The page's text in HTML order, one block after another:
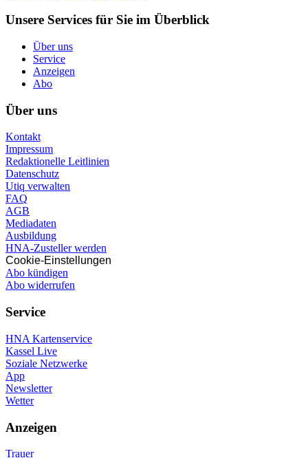
Unsere Services für Sie im Überblick
Über uns
Service
Anzeigen
Abo
Über uns
Kontakt
Impressum
Redaktionelle Leitlinien
Datenschutz
Utiq verwalten
FAQ
AGB
Mediadaten
Ausbildung
HNA-Zusteller werden
Cookie-Einstellungen
Abo kündigen
Abo widerrufen
Service
HNA Kartenservice
Kassel Live
Soziale Netzwerke
App
Newsletter
Wetter
Anzeigen
Trauer